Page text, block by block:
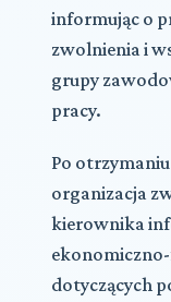
informując o
zwolnienia i
grupy
pracy.
Po
organizacja
kierownika
dotyczących